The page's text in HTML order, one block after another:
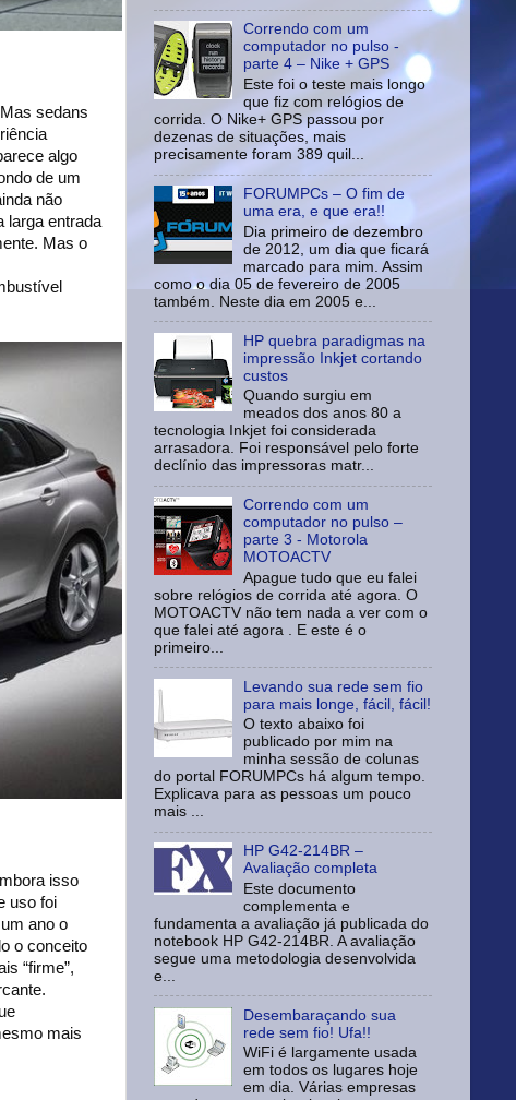
sedans
algo
de um
não
larga entrada
Mas o
isso
uso foi
ano o
o conceito
“firme”,
mais
Correndo com um
computador no pulso -
parte 4 – Nike + GPS
Este foi o teste mais longo
que fiz com relógios de
corrida. O Nike+ GPS passou por
dezenas de situações, mais
precisamente foram 389 quil...
FORUMPCs – O fim de
uma era, e que era!!
Dia primeiro de dezembro
de 2012, um dia que ficará
marcado para mim. Assim
como o dia 05 de fevereiro de 2005
também. Neste dia em 2005 e...
HP quebra paradigmas na
impressão Inkjet cortando
custos
Quando surgiu em
meados dos anos 80 a
tecnologia Inkjet foi considerada
arrasadora. Foi responsável pelo forte
declínio das impressoras matr...
Correndo com um
computador no pulso –
parte 3 - Motorola
MOTOACTV
Apague tudo que eu falei
sobre relógios de corrida até agora. O
MOTOACTV não tem nada a ver com o
que falei até agora . E este é o
primeiro...
Levando sua rede sem fio
para mais longe, fácil, fácil!
O texto abaixo foi
publicado por mim na
minha sessão de colunas
do portal FORUMPCs há algum tempo.
Explicava para as pessoas um pouco
mais ...
HP G42-214BR –
Avaliação completa
Este documento
complementa e
fundamenta a avaliação já publicada do
notebook HP G42-214BR. A avaliação
segue uma metodologia desenvolvida
e...
Desembaraçando sua
rede sem fio! Ufa!!
WiFi é largamente usada
em todos os lugares hoje
em dia. Várias empresas